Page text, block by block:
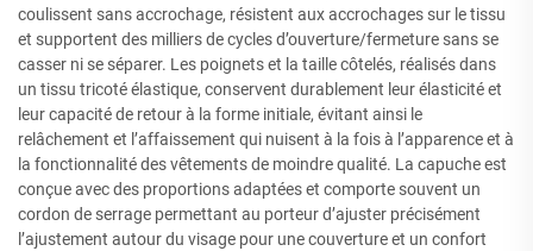
coulissent sans accrochage, résistent aux accrochages sur le tissu
et supportent des milliers de cycles d’ouverture/fermeture sans se
casser ni se séparer. Les poignets et la taille côtelés, réalisés dans
un tissu tricoté élastique, conservent durablement leur élasticité et
leur capacité de retour à la forme initiale, évitant ainsi le
relâchement et l’affaissement qui nuisent à la fois à l’apparence et à
la fonctionnalité des vêtements de moindre qualité. La capuche est
conçue avec des proportions adaptées et comporte souvent un
cordon de serrage permettant au porteur d’ajuster précisément
l’ajustement autour du visage pour une couverture et un confort